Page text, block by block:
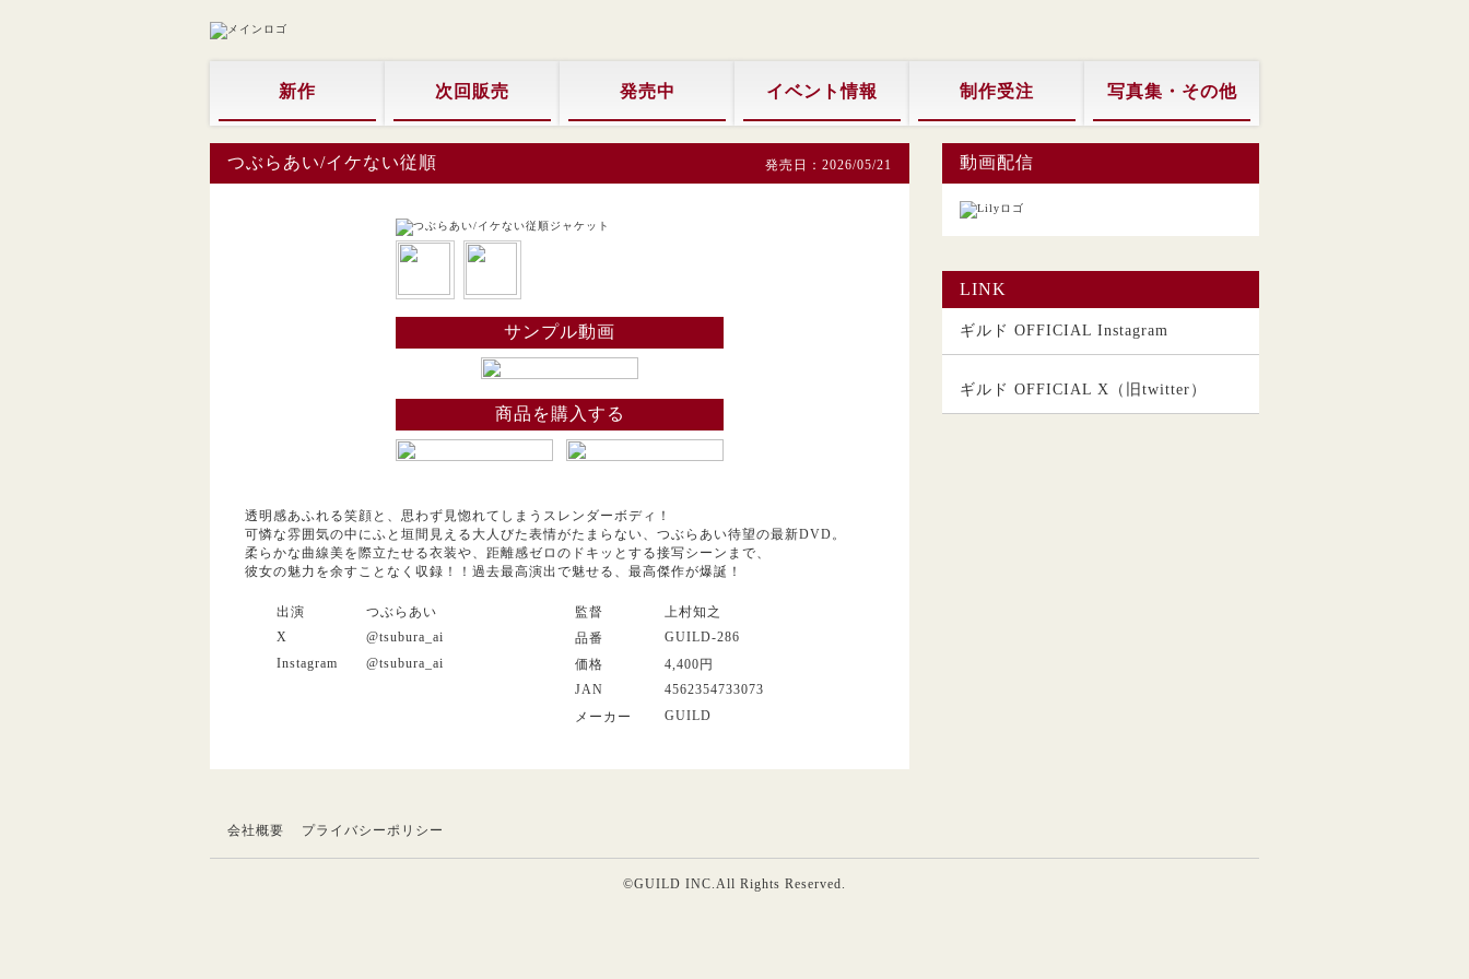
新作 次回販売 発売中 イベント情報 制作受注 写真集・その他
つぶらあい/イケない従順 発売日：2026/05/21
サンプル動画
商品を購入する
透明感あふれる笑顔と、思わず見惚れてしまうスレンダーボディ！
可憐な雰囲気の中にふと垣間見える大人びた表情がたまらない、つぶらあい待望の最新DVD。
柔らかな曲線美を際立たせる衣装や、距離感ゼロのドキッとする接写シーンまで、
彼女の魅力を余すことなく収録！！過去最高演出で魅せる、最高傑作が爆誕！
出演
つぶらあい
X
@tsubura_ai
Instagram
@tsubura_ai
監督
上村知之
品番
GUILD-286
価格
4,400円
JAN
4562354733073
メーカー
GUILD
動画配信
LINK
ギルド OFFICIAL Instagram
ギルド OFFICIAL X（旧twitter）
会社概要 プライバシーポリシー
©GUILD INC.All Rights Reserved.